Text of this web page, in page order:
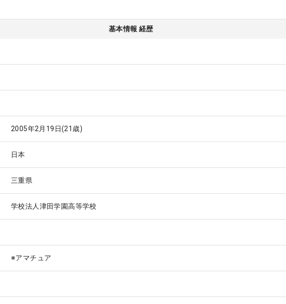
基本情報 経歴
2005年2月19日(21歳)
日本
三重県
学校法人津田学園高等学校
※アマチュア